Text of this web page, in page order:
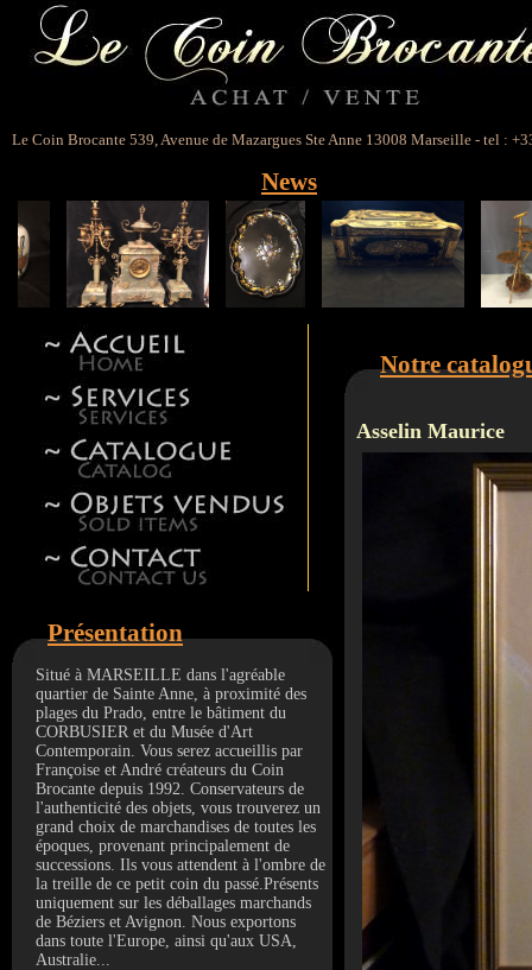
Le Coin Brocante 539, Avenue de Mazargues Ste Anne 13008 Marseille - tel :
News
Présentation
Situé à MARSEILLE dans l'agréable
quartier de Sainte Anne, à proximité des
plages du Prado, entre le bâtiment du
CORBUSIER et du Musée d'Art
Contemporain. Vous serez accueillis par
Françoise et André créateurs du Coin
Brocante depuis 1992. Conservateurs de
l'authenticité des objets, vous trouverez un
grand choix de marchandises de toutes les
époques, provenant principalement de
successions. Ils vous attendent à l'ombre de
la treille de ce petit coin du passé.Présents
uniquement sur les déballages marchands
de Béziers et Avignon. Nous exportons
dans toute l'Europe, ainsi qu'aux USA,
Australie...
Notre
Asselin Maurice